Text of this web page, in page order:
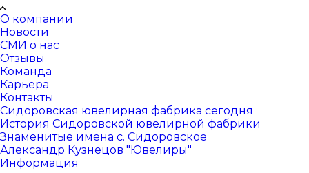
О компании
Новости
СМИ о нас
Отзывы
Команда
Карьера
Контакты
Сидоровская ювелирная фабрика сегодня
История Сидоровской ювелирной фабрики
Знаменитые имена с. Сидоровское
Александр Кузнецов "Ювелиры"
Информация